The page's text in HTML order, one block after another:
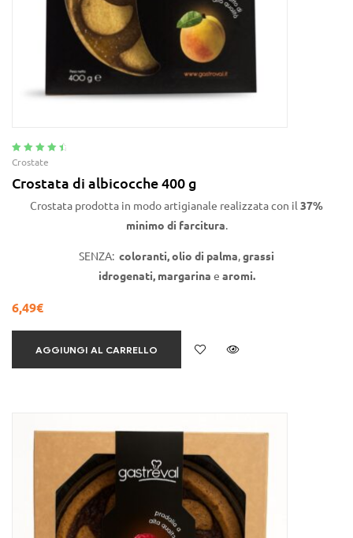
Valutato4.71
Crostate
Crostata di albicocche 400 g
Crostata prodotta in modo artigianale realizzata con il 37%
minimo di farcitura.
SENZA: coloranti,olio di palma,grassi
idrogenati, margarina e aromi.
6,49€
AGGIUNGI AL CARRELLO